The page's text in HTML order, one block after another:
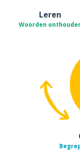
Leren
Woorden